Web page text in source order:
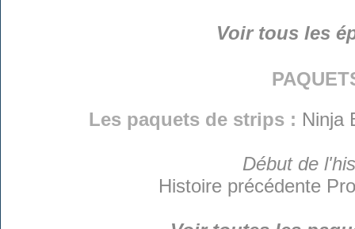
Voir tous les
Les paquets de strips : Ninja
Début de
Histoire précédente